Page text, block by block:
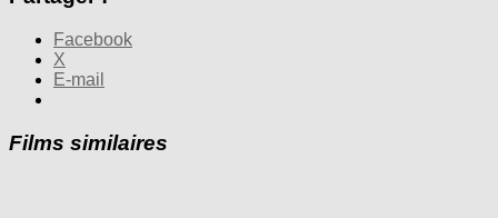
Facebook
X
E-mail
Films similaires